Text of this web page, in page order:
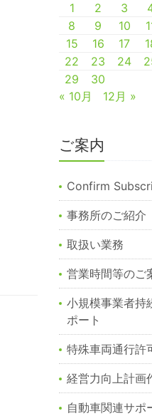
1
2 3
8
9 10
15
16 17
22
23 24
29
30
« 10月
12月 »
ご案内
Confirm
事務所のご紹介
取扱い業務
営業時間等のご
小規模事業者持
ポート
特殊車両通行許
経営力向上計画
自動車関連サ